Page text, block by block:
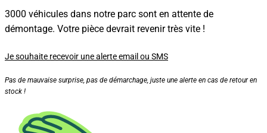
3000 véhicules dans notre parc sont en attente de
démontage. Votre pièce devrait revenir très vite !
Je souhaite recevoir une alerte email ou SMS
Pas de mauvaise surprise, pas de démarchage, juste une alerte en cas de retour en
stock !